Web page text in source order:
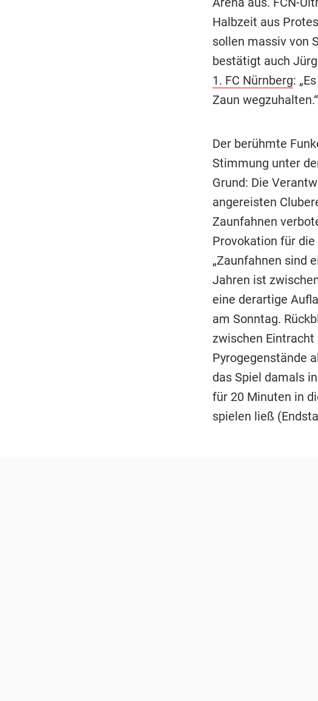
Halbzeit aus
sollen massiv von
bestätigt auch
1. FC Nürnberg:
Zaun wegzuhalten.“
Der berühmte
Stimmung unter
Grund: Die
angereisten
Zaunfahnen
Provokation für die
„Zaunfahnen sind
Jahren ist
eine derartige
am Sonntag.
zwischen
Pyrogegenstände
das Spiel damals
für 20 Minuten in
spielen ließ